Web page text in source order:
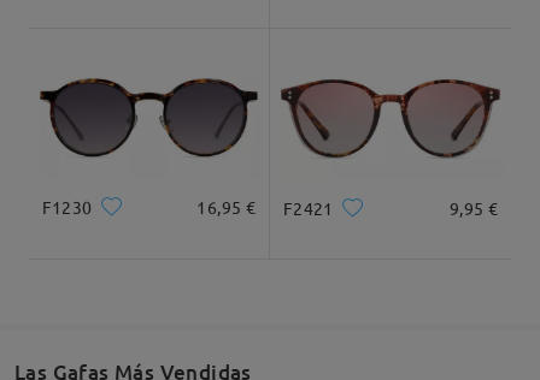
F1230 16,95 € F2421 9,95 €
Las Gafas Más Vendidas